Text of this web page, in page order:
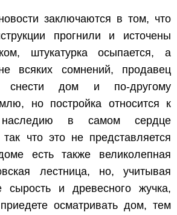
заключаются в том, что
прогнили и источены
штукатурка осыпается, а
всяких сомнений, продавец
снести дом и по-другому
но постройка относится к
наследию в самом сердце
что это не представляется
есть также великолепная
лестница, но, учитывая
сырость и древесного жучка,
осматривать дом, тем